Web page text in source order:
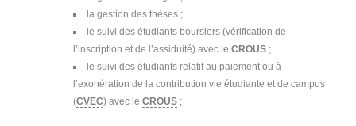
la gestion des thèses ;
le suivi des étudiants boursiers (vérification de
l’inscription et de l’assiduité) avec leCROUS ;
le suivi des étudiants relatif au paiement ou à
l’exonération de la contribution vie étudiante et de campus
(CVEC) avec leCROUS ;